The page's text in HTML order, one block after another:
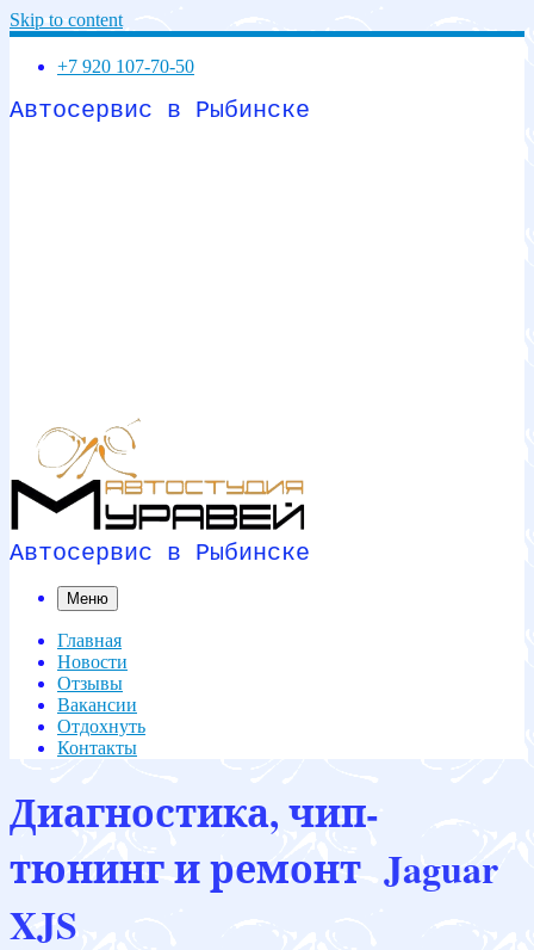
Skip to content
+7 920 107-70-50
Автосервис в Рыбинске
Автосервис в Рыбинске
Меню
Главная
Новости
Отзывы
Вакансии
Отдохнуть
Контакты
Диагностика, чип-
тюнинг и ремонт Jaguar
XJS